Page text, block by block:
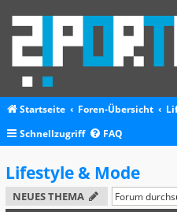
Startseite Foren-Übersicht
Schnellzugriff
FAQ
Lifestyle & Mode
NEUES THEMA